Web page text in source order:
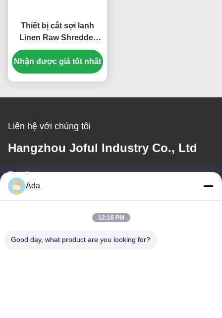
Thiết bị cắt sợi lanh
Linen Raw Shredder
Big Power
Nhận được giá tốt nhất
Liên hệ với chúng tôi
Hangzhou Joful Industry Co., Ltd
Email
Ada
12:16 PM
Good day, what product are you looking for?